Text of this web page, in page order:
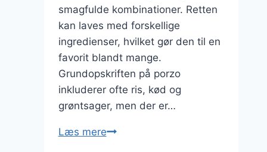
smagfulde kombinationer. Retten
kan laves med forskellige
ingredienser, hvilket gør den til en
favorit blandt mange.
Grundopskriften på porzo
inkluderer ofte ris, kød og
grøntsager, men der er…
Læs merePorzo